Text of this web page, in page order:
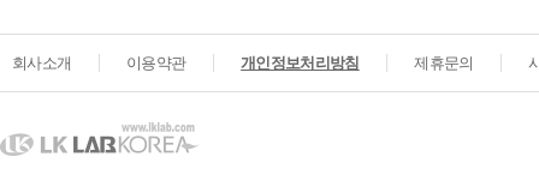
회사소개 이용약관 개인정보처리방침 제휴문의